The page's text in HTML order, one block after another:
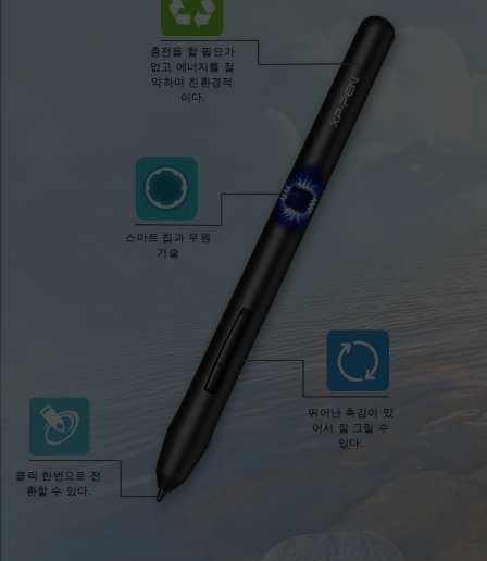
충전을 할 필요가
없고 에너지를 절
약하며 친환경적
이다.
스마트 칩과 무원
기술
클릭 한번으로 전
환할 수 있다.
뛰어난 촉감이 있
어서 잘 그릴 수
있다.